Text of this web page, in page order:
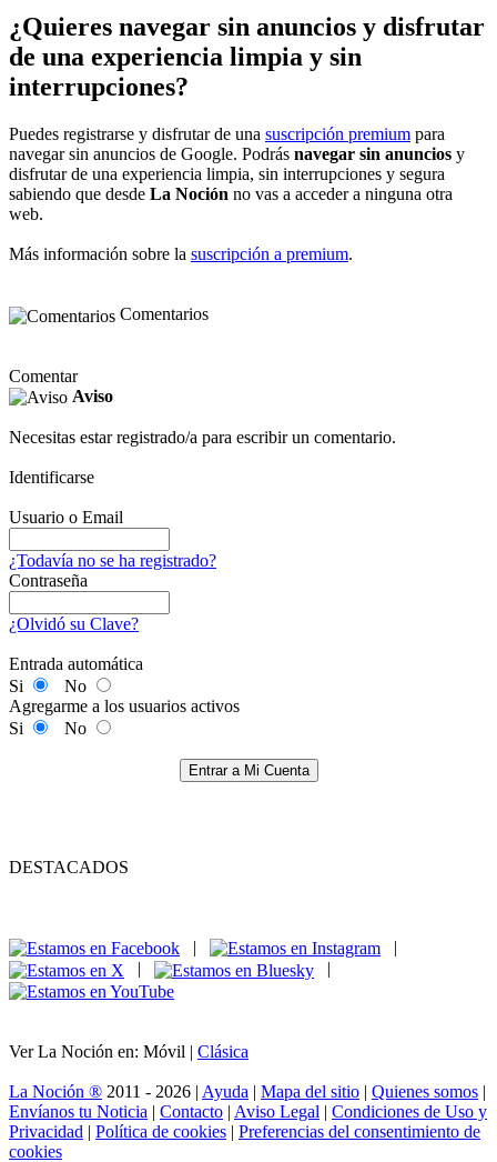
¿Quieres navegar sin anuncios y disfrutar
de una experiencia limpia y sin
interrupciones?
Puedes registrarse y disfrutar de una suscripción premium para
navegar sin anuncios de Google. Podrás navegar sin anuncios y
disfrutar de una experiencia limpia, sin interrupciones y segura
sabiendo que desde La Noción no vas a acceder a ninguna otra
web.
Más información sobre la suscripción a premium.
Comentarios
Comentar
Aviso
Necesitas estar registrado/a para escribir un comentario.
Identificarse
Usuario o Email
¿Todavía no se ha registrado?
Contraseña
¿Olvidó su Clave?
Entrada automática
Si
No
Agregarme a los usuarios activos
Si
No
Entrar a Mi Cuenta
DESTACADOS
|
|
|
|
Ver La Noción en: Móvil | Clásica
La Noción ® 2011 - 2026 | Ayuda | Mapa del sitio | Quienes somos |
Envíanos tu Noticia | Contacto | Aviso Legal | Condiciones de Uso y
Privacidad | Política de cookies | Preferencias del consentimiento de
cookies